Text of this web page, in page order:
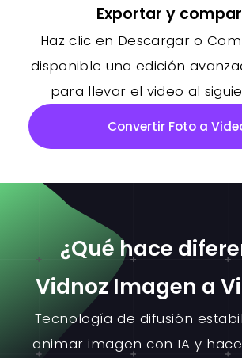
Exportar y
Haz clic en Descargar o
disponible una edición
para llevar el video al
Convertir Foto a
¿Qué hace
Vidnoz Imagen a
Tecnología de difusión
animar imagen con IA y